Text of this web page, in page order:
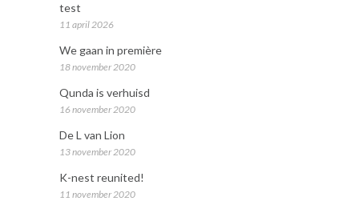
test
11 april 2026
We gaan in première
18 november 2020
Qunda is verhuisd
16 november 2020
De L van Lion
13 november 2020
K-nest reunited!
11 november 2020